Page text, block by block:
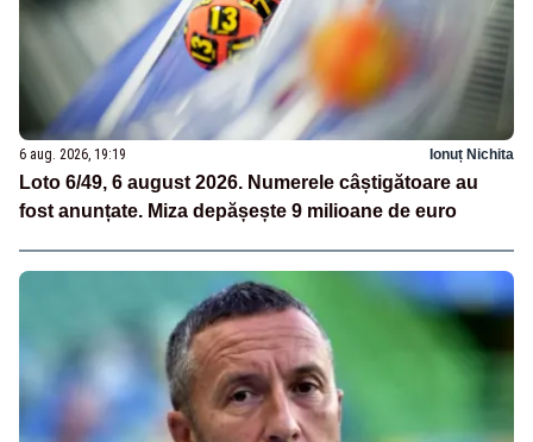
6 aug. 2026, 19:19 Ionuț Nichita
Loto 6/49, 6 august 2026. Numerele câștigătoare au
fost anunțate. Miza depășește 9 milioane de euro